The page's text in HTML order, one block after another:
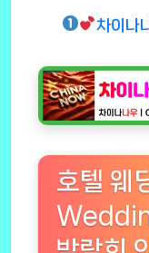
차이나
호텔 웨